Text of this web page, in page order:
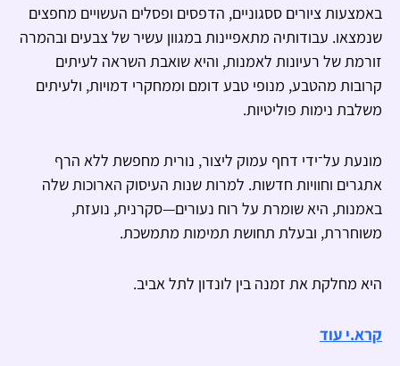
באמצעות ציורים ססגוניים, הדפסים ופסלים העשויים מחפצים
שנמצאו. עבודותיה מתאפיינות במגוון עשיר של צבעים ובהמרה
זורמת של רעיונות לאמנות, והיא שואבת השראה לעיתים
קרובות מהטבע, מנופי טבע דומם וממחקרי דמויות, ולעיתים
משלבת נימות פוליטיות.
מונעת על־ידי דחף עמוק ליצור, נורית מחפשת ללא הרף
אתגרים וחוויות חדשות. למרות שנות העיסוק הארוכות שלה
באמנות, היא שומרת על רוח נעורים—סקרנית, נועזת,
משוחררת, ובעלת תחושת תמימות מתמשכת.
היא מחלקת את זמנה בין לונדון לתל אביב.
קרא.י עוד